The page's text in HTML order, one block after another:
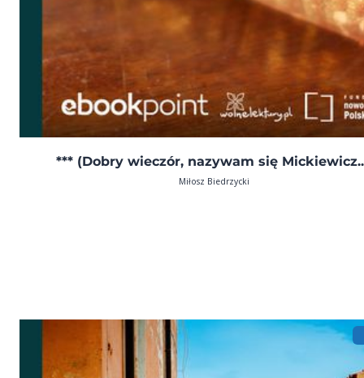
*** (Dobry wieczór, nazywam się
Miłosz Biedrzycki